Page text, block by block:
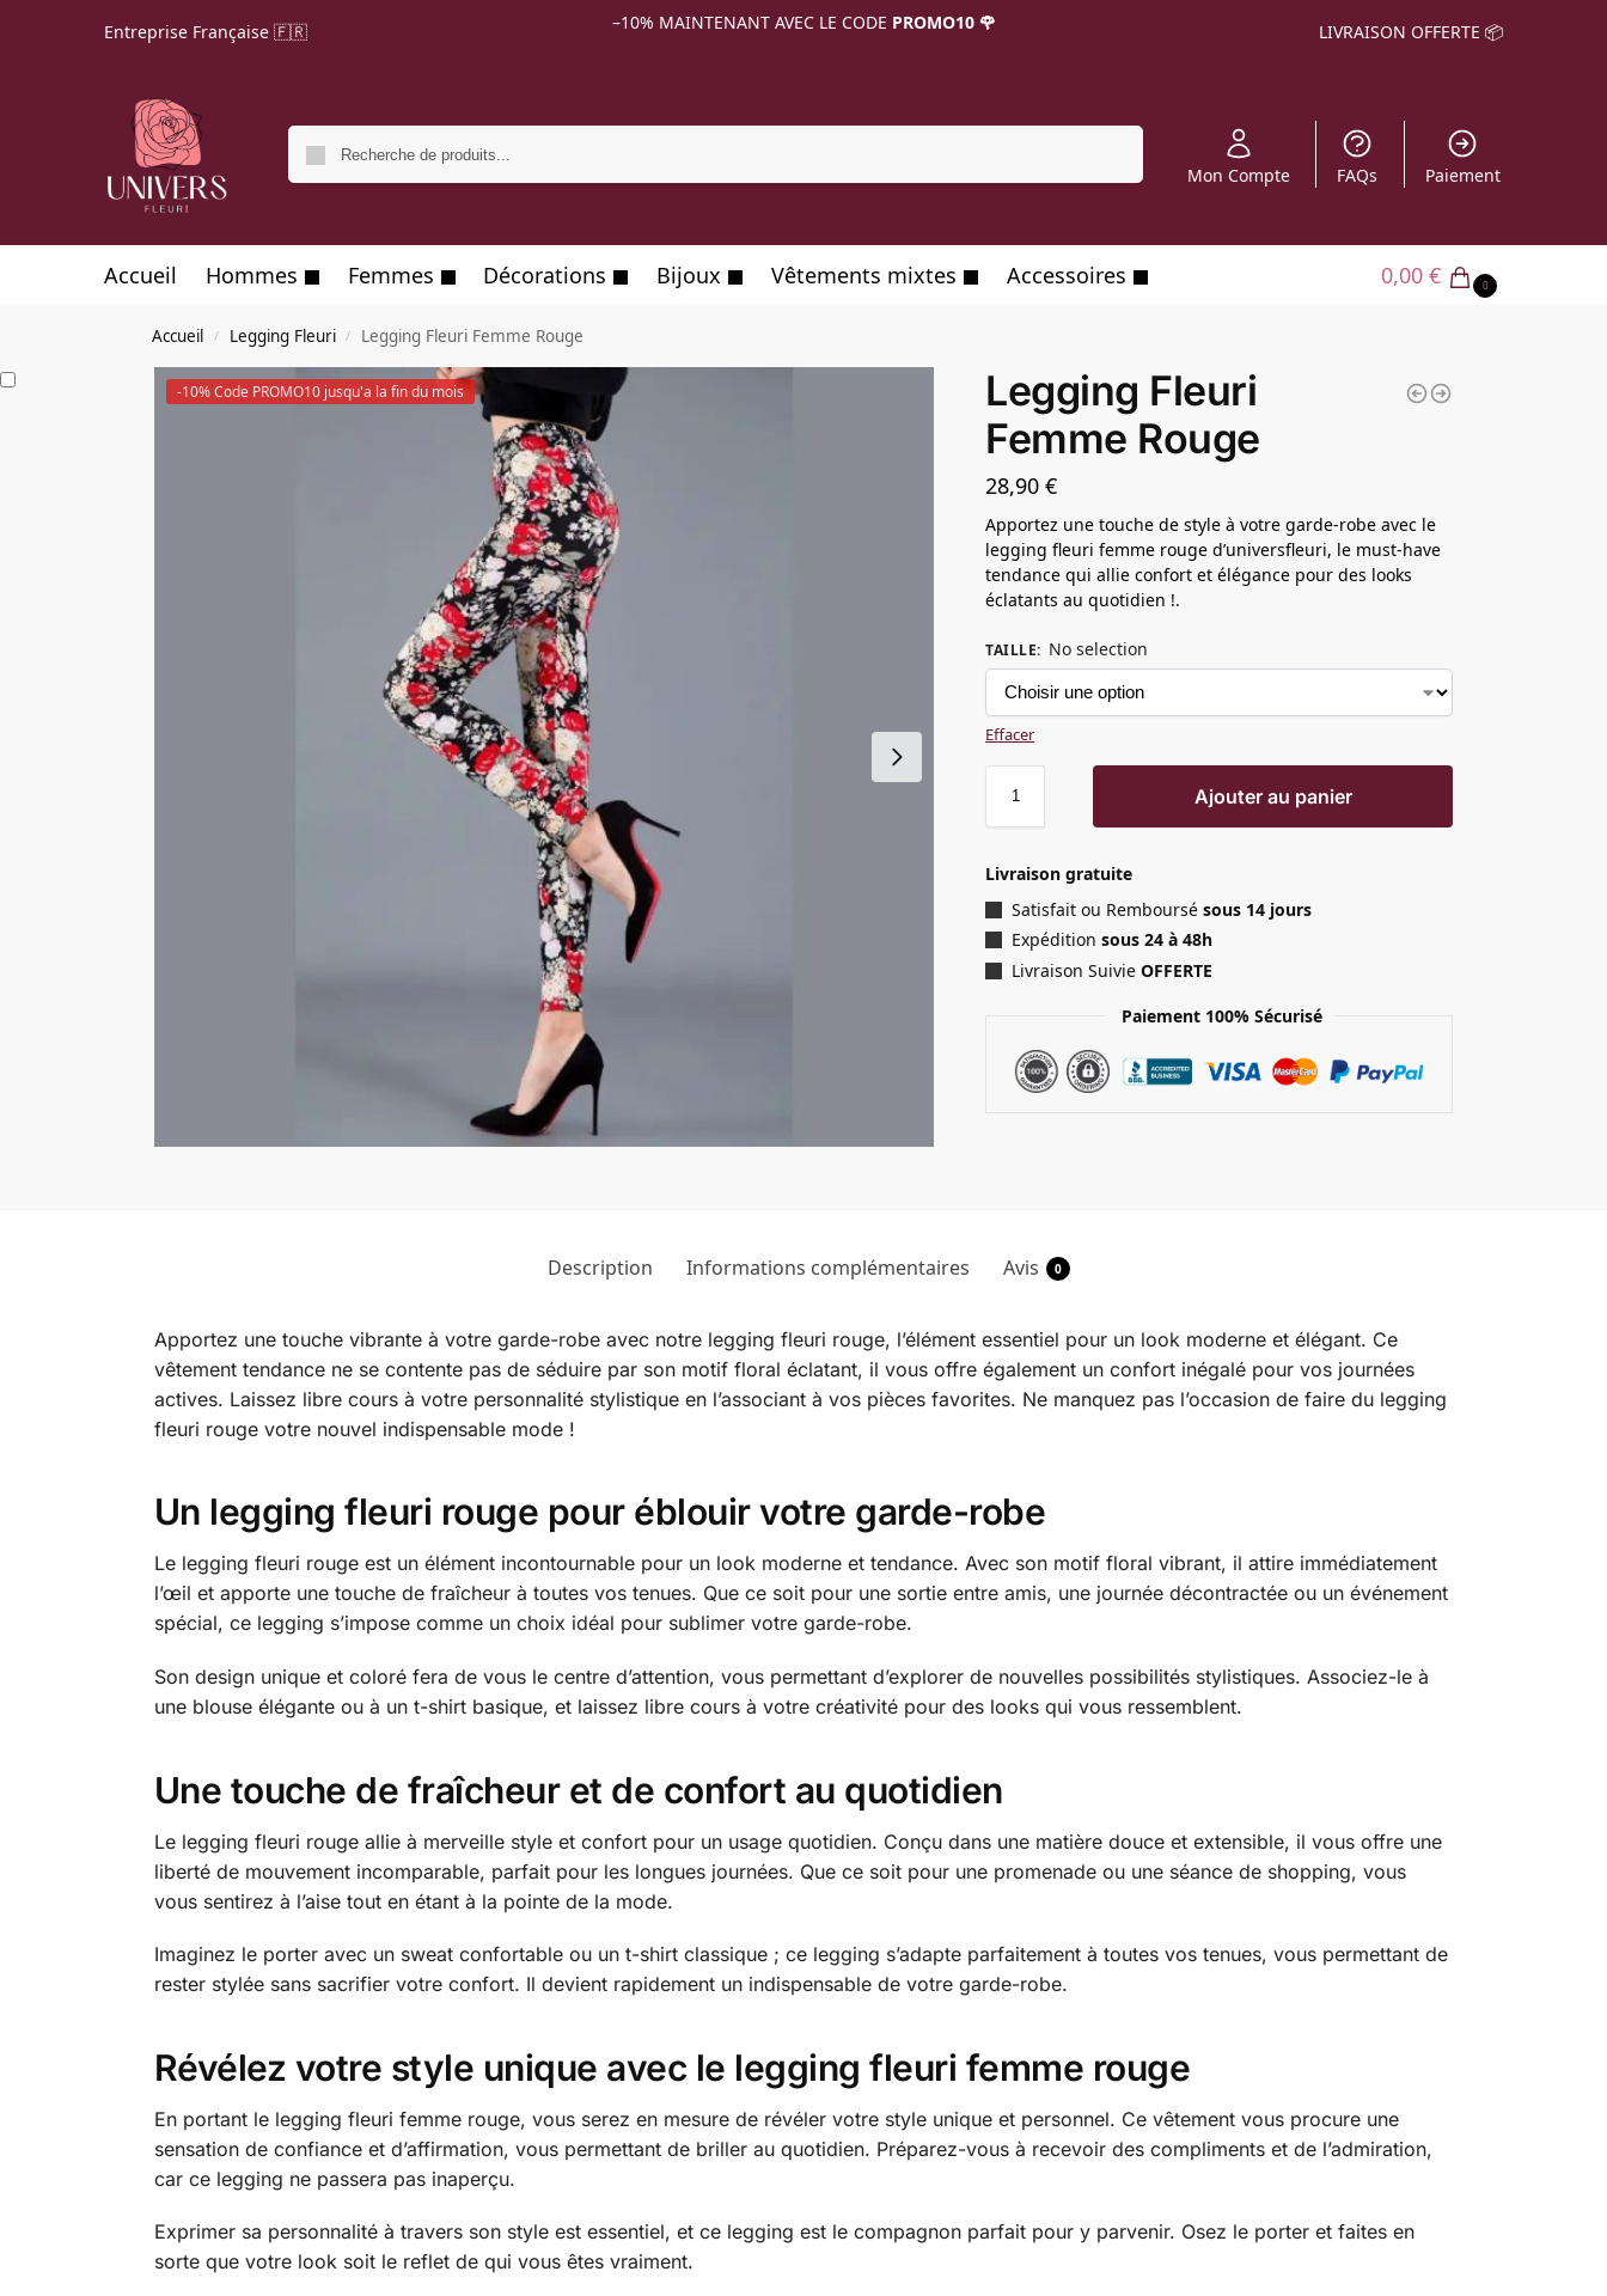
Entreprise Française 🇫🇷 –10% MAINTENANT AVEC LE CODE PROMO10 🌹 LIVRAISON OFFERTE 📦
Mon Compte FAQs Paiement
Accueil Hommes Femmes Décorations Bijoux Vêtements mixtes Accessoires 0,00 € 0
Accueil / Legging Fleuri / Legging Fleuri Femme Rouge
-10% Code PROMO10 jusqu'a la fin du mois
Legging Fleuri
Femme Rouge
28,90€
Apportez une touche de style à votre garde-robe avec le
legging fleuri femme rouge d’universfleuri, le must-have
tendance qui allie confort et élégance pour des looks
éclatants au quotidien !.
TAILLE: No selection
Effacer
Ajouter au panier
Livraison gratuite
Satisfait ou Remboursésous 14 jours
Expédition sous 24 à 48h
Livraison SuivieOFFERTE
Paiement 100% Sécurisé
Description Informations complémentaires Avis 0
Apportez une touche vibrante à votre garde-robe avec notre legging fleuri rouge, l’élément essentiel pour un look moderne et élégant. Ce
vêtement tendance ne se contente pas de séduire par son motif floral éclatant, il vous offre également un confort inégalé pour vos journées
actives. Laissez libre cours à votre personnalité stylistique en l’associant à vos pièces favorites. Ne manquez pas l’occasion de faire du legging
fleuri rouge votre nouvel indispensable mode !
Un legging fleuri rouge pour éblouir votre garde-robe
Le legging fleuri rouge est un élément incontournable pour un look moderne et tendance. Avec son motif floral vibrant, il attire immédiatement
l’œil et apporte une touche de fraîcheur à toutes vos tenues. Que ce soit pour une sortie entre amis, une journée décontractée ou un événement
spécial, ce legging s’impose comme un choix idéal pour sublimer votre garde-robe.
Son design unique et coloré fera de vous le centre d’attention, vous permettant d’explorer de nouvelles possibilités stylistiques. Associez-le à
une blouse élégante ou à un t-shirt basique, et laissez libre cours à votre créativité pour des looks qui vous ressemblent.
Une touche de fraîcheur et de confort au quotidien
Le legging fleuri rouge allie à merveille style et confort pour un usage quotidien. Conçu dans une matière douce et extensible, il vous offre une
liberté de mouvement incomparable, parfait pour les longues journées. Que ce soit pour une promenade ou une séance de shopping, vous
vous sentirez à l’aise tout en étant à la pointe de la mode.
Imaginez le porter avec un sweat confortable ou un t-shirt classique ; ce legging s’adapte parfaitement à toutes vos tenues, vous permettant de
rester stylée sans sacrifier votre confort. Il devient rapidement un indispensable de votre garde-robe.
Révélez votre style unique avec le legging fleuri femme rouge
En portant le legging fleuri femme rouge, vous serez en mesure de révéler votre style unique et personnel. Ce vêtement vous procure une
sensation de confiance et d’affirmation, vous permettant de briller au quotidien. Préparez-vous à recevoir des compliments et de l’admiration,
car ce legging ne passera pas inaperçu.
Exprimer sa personnalité à travers son style est essentiel, et ce legging est le compagnon parfait pour y parvenir. Osez le porter et faites en
sorte que votre look soit le reflet de qui vous êtes vraiment.